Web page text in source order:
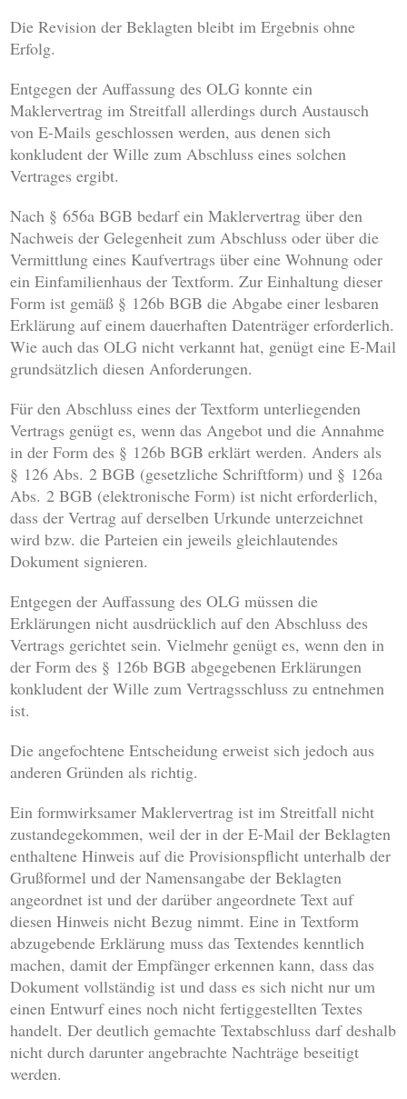
Die Revision der Beklagten bleibt im Ergebnis ohne
Erfolg.
Entgegen der Auffassung des OLG konnte ein
Maklervertrag im Streitfall allerdings durch Austausch
von E-Mails geschlossen werden, aus denen sich
konkludent der Wille zum Abschluss eines solchen
Vertrages ergibt.
Nach § 656a BGB bedarf ein Maklervertrag über den
Nachweis der Gelegenheit zum Abschluss oder über die
Vermittlung eines Kaufvertrags über eine Wohnung oder
ein Einfamilienhaus der Textform. Zur Einhaltung dieser
Form ist gemäß § 126b BGB die Abgabe einer lesbaren
Erklärung auf einem dauerhaften Datenträger erforderlich.
Wie auch das OLG nicht verkannt hat, genügt eine E-Mail
grundsätzlich diesen Anforderungen.
Für den Abschluss eines der Textform unterliegenden
Vertrags genügt es, wenn das Angebot und die Annahme
in der Form des § 126b BGB erklärt werden. Anders als
§ 126 Abs. 2 BGB (gesetzliche Schriftform) und § 126a
Abs. 2 BGB (elektronische Form) ist nicht erforderlich,
dass der Vertrag auf derselben Urkunde unterzeichnet
wird bzw. die Parteien ein jeweils gleichlautendes
Dokument signieren.
Entgegen der Auffassung des OLG müssen die
Erklärungen nicht ausdrücklich auf den Abschluss des
Vertrags gerichtet sein. Vielmehr genügt es, wenn den in
der Form des § 126b BGB abgegebenen Erklärungen
konkludent der Wille zum Vertragsschluss zu entnehmen
ist.
Die angefochtene Entscheidung erweist sich jedoch aus
anderen Gründen als richtig.
Ein formwirksamer Maklervertrag ist im Streitfall nicht
zustandegekommen, weil der in der E-Mail der Beklagten
enthaltene Hinweis auf die Provisionspflicht unterhalb der
Grußformel und der Namensangabe der Beklagten
angeordnet ist und der darüber angeordnete Text auf
diesen Hinweis nicht Bezug nimmt. Eine in Textform
abzugebende Erklärung muss das Textendes kenntlich
machen, damit der Empfänger erkennen kann, dass das
Dokument vollständig ist und dass es sich nicht nur um
einen Entwurf eines noch nicht fertiggestellten Textes
handelt. Der deutlich gemachte Textabschluss darf deshalb
nicht durch darunter angebrachte Nachträge beseitigt
werden.